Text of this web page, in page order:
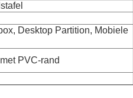
Desktop Partition, Mobiele
PVC-rand